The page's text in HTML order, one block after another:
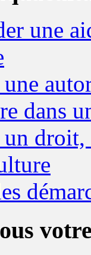
une
dans
droit,